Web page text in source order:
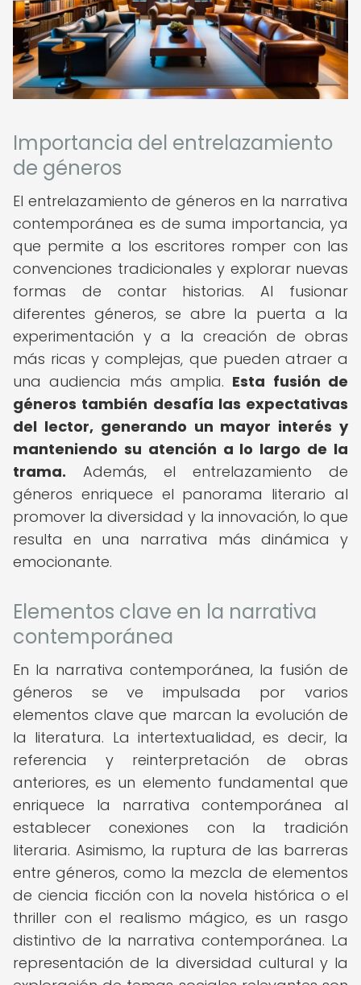
Importancia del entrelazamiento
de géneros
El entrelazamiento de géneros en la narrativa
contemporánea es de suma importancia, ya
que permite a los escritores romper con las
convenciones tradicionales y explorar nuevas
formas de contar historias. Al fusionar
diferentes géneros, se abre la puerta a la
experimentación y a la creación de obras
más ricas y complejas, que pueden atraer a
una audiencia más amplia. Esta fusión de
géneros también desafía las expectativas
del lector, generando un mayor interés y
manteniendo su atención a lo largo de la
trama. Además, el entrelazamiento de
géneros enriquece el panorama literario al
promover la diversidad y la innovación, lo que
resulta en una narrativa más dinámica y
emocionante.
Elementos clave en la narrativa
contemporánea
En la narrativa contemporánea, la fusión de
géneros se ve impulsada por varios
elementos clave que marcan la evolución de
la literatura. La intertextualidad, es decir, la
referencia y reinterpretación de obras
anteriores, es un elemento fundamental que
enriquece la narrativa contemporánea al
establecer conexiones con la tradición
literaria. Asimismo, la ruptura de las barreras
entre géneros, como la mezcla de elementos
de ciencia ficción con la novela histórica o el
thriller con el realismo mágico, es un rasgo
distintivo de la narrativa contemporánea. La
representación de la diversidad cultural y la